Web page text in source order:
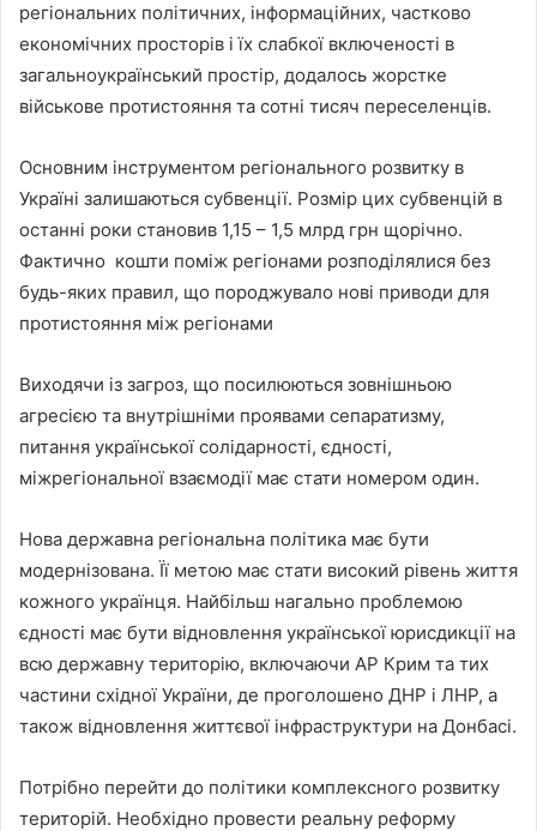
регіональних політичних, інформаційних, частково
економічних просторів і їх слабкої включеності в
загальноукраїнський простір, додалось жорстке
військове протистояння та сотні тисяч переселенців.
Основним інструментом регіонального розвитку в
Україні залишаються субвенції. Розмір цих субвенцій в
останні роки становив 1,15 – 1,5 млрд грн щорічно.
Фактично кошти поміж регіонами розподілялися без
будь-яких правил, що породжувало нові приводи для
протистояння між регіонами
Виходячи із загроз, що посилюються зовнішньою
агресією та внутрішніми проявами сепаратизму,
питання української солідарності, єдності,
міжрегіональної взаємодії має стати номером один.
Нова державна регіональна політика має бути
модернізована. Її метою має стати високий рівень життя
кожного українця. Найбільш нагально проблемою
єдності має бути відновлення української юрисдикції на
всю державну територію, включаючи АР Крим та тих
частини східної України, де проголошено ДНР і ЛНР, а
також відновлення життєвої інфраструктури на Донбасі.
Потрібно перейти до політики комплексного розвитку
територій. Необхідно провести реальну реформу